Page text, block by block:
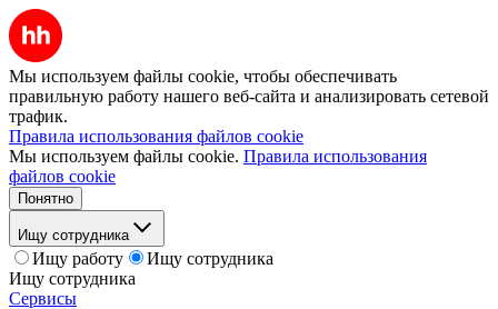
Мы используем файлы cookie, чтобы обеспечивать
правильную работу нашего веб-сайта и анализировать сетевой
трафик.
Правила использования файлов cookie
Мы используем файлы cookie. Правила использования
файлов cookie
Понятно
Ищу сотрудника
Ищу работу
Ищу сотрудника
Ищу сотрудника
Сервисы